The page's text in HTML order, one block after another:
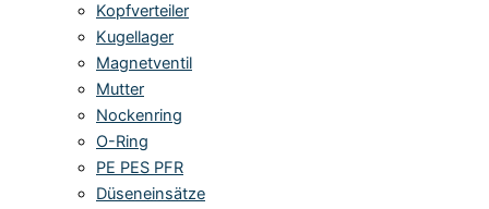
Kopfverteiler
Kugellager
Magnetventil
Mutter
Nockenring
O-Ring
PE PES PFR
Düseneinsätze